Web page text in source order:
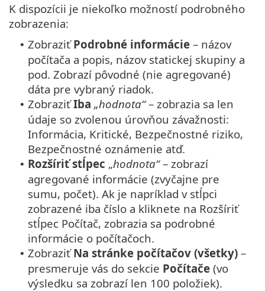
K dispozícii je niekoľko možností podrobného
zobrazenia:
• ZobraziťPodrobné informácie – názov
počítača a popis, názov statickej skupiny a
pod. Zobrazí pôvodné (nie agregované)
dáta pre vybraný riadok.
• ZobraziťIba „hodnota“– zobrazia sa len
údaje so zvolenou úrovňou závažnosti:
Informácia, Kritické, Bezpečnostné riziko,
Bezpečnostné oznámenie atď.
• Rozšíriť stĺpec „hodnota“– zobrazí
agregované informácie (zvyčajne pre
sumu, počet). Ak je napríklad v stĺpci
zobrazené iba číslo a kliknete na Rozšíriť
stĺpec Počítač, zobrazia sa podrobné
informácie o počítačoch.
• ZobraziťNa stránke počítačov (všetky) –
presmeruje vás do sekcie Počítače (vo
výsledku sa zobrazí len 100 položiek).